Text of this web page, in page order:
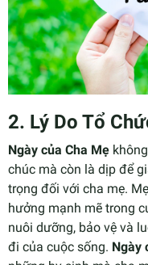
2. Lý Do Tổ
Ngày của Cha Mẹ
chúc mà còn là dịp để
trọng đối với cha mẹ.
hưởng mạnh mẽ trong
nuôi dưỡng, bảo vệ và
đi của cuộc sống. Ngày